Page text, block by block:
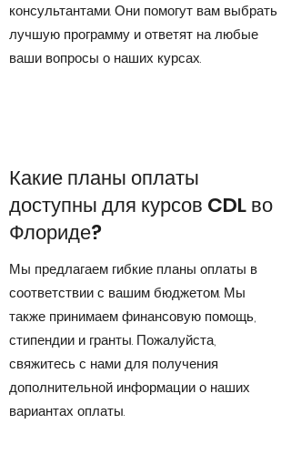
консультантами. Они помогут вам выбрать
лучшую программу и ответят на любые
ваши вопросы о наших курсах.
Какие планы оплаты
доступны для курсов CDL во
Флориде?
Мы предлагаем гибкие планы оплаты в
соответствии с вашим бюджетом. Мы
также принимаем финансовую помощь,
стипендии и гранты. Пожалуйста,
свяжитесь с нами для получения
дополнительной информации о наших
вариантах оплаты.